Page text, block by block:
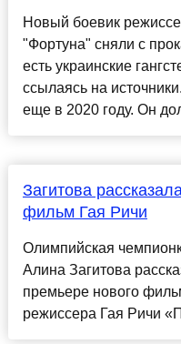
Новый боевик
"Фортуна" сняли с
есть украинские
ссылаясь на
еще в 2020 году. Он
Загитова
фильм Гая Ричи
Олимпийская
Алина Загитова
премьере нового
режиссера Гая Ричи